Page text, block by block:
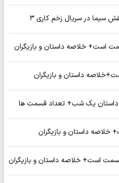
سیما در سریال زخم کاری ۳
است+ خلاصه داستان و بازیگران
داستان و بازیگران
داستان یک شب+ تعداد قسمت ها
داستان و بازیگران
است+ خلاصه داستان و بازیگران